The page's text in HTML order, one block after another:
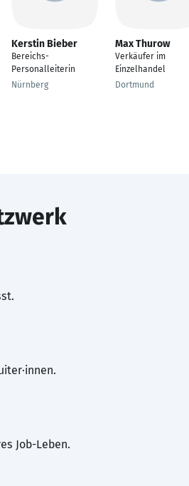
Kerstin Bieber
Bereichs-
Personalleiterin
Nürnberg
Max Thurow
Verkäufer im
Einzelhandel
Dortmund
Job-Leben.